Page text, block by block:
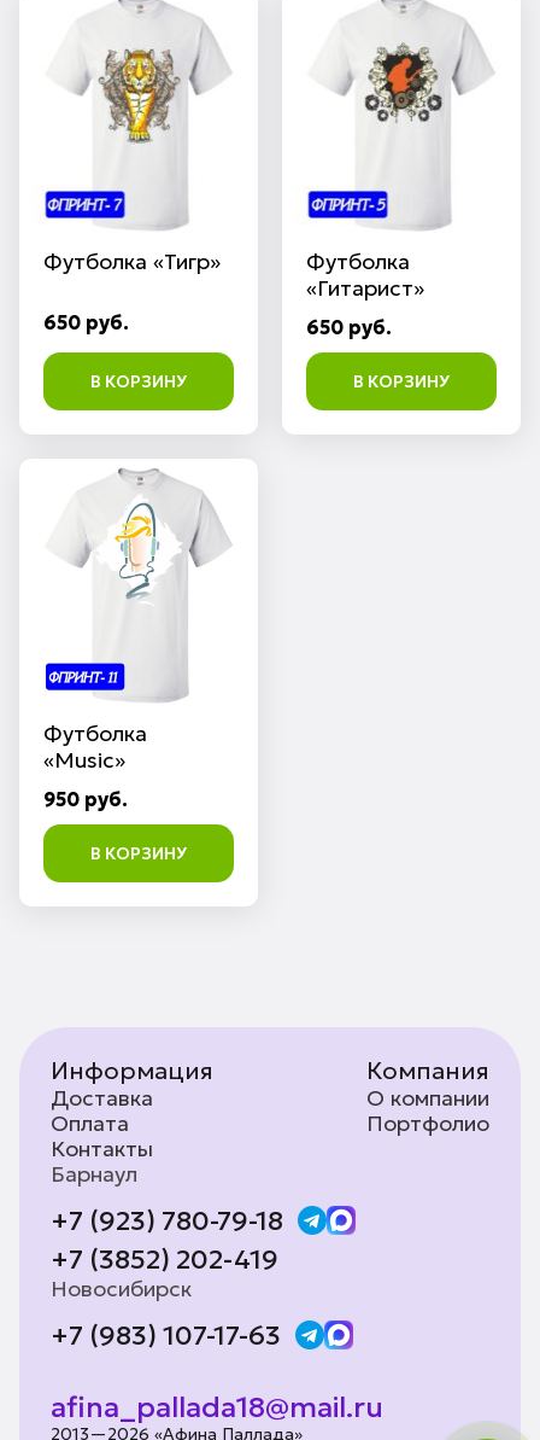
Футболка «Тигр»
650 руб.
В КОРЗИНУ
Футболка
«Гитарист»
650 руб.
В КОРЗИНУ
Футболка
«Music»
950 руб.
В КОРЗИНУ
Информация
Доставка
Оплата
Контакты
Компания
О компании
Портфолио
Барнаул
+7 (923) 780-79-18
+7 (3852) 202-419
Новосибирск
+7 (983) 107-17-63
afina_pallada18@mail.ru
2013—2026 «Афина Паллада»